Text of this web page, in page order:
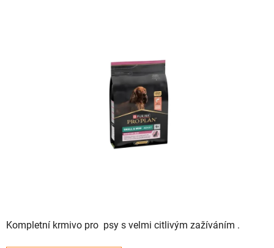
Kompletní krmivo pro psy s velmi citlivým zažíváním .